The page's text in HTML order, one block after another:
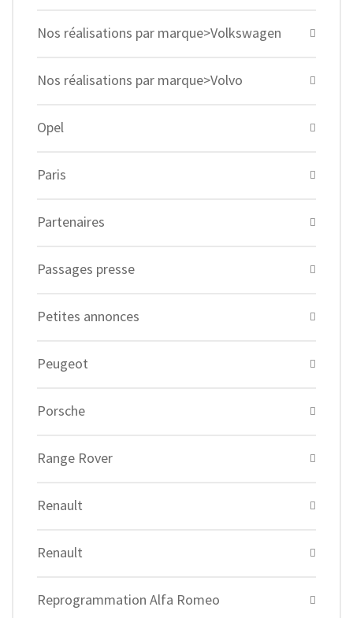
Nos réalisations par marque>Volkswagen
Nos réalisations par marque>Volvo
Opel
Paris
Partenaires
Passages presse
Petites annonces
Peugeot
Porsche
Range Rover
Renault
Renault
Reprogrammation Alfa Romeo